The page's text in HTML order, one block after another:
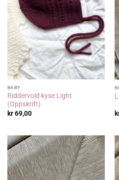
BABY
Riddervold kyse Light
(Oppskrift)
kr69,00